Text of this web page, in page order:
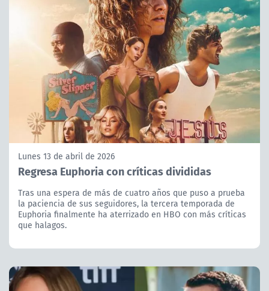
Lunes 13 de abril de 2026
Regresa Euphoria con críticas divididas
Tras una espera de más de cuatro años que puso a prueba
la paciencia de sus seguidores, la tercera temporada de
Euphoria finalmente ha aterrizado en HBO con más críticas
que halagos.